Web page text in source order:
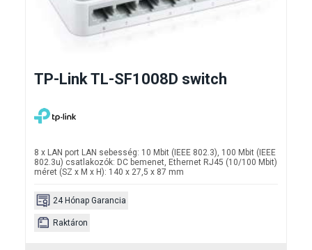
TP-Link TL-SF1008D switch
8 x LAN port LAN sebesség: 10 Mbit (IEEE 802.3), 100 Mbit (IEEE
802.3u) csatlakozók: DC bemenet, Ethernet RJ45 (10/100 Mbit)
méret (SZ x M x H): 140 x 27,5 x 87 mm
24 Hónap Garancia
Raktáron